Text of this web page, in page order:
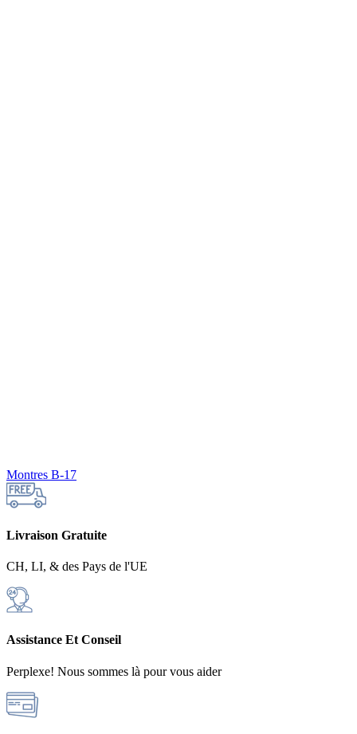
Montres B-17
Livraison Gratuite
CH, LI, & des Pays de l'UE
Assistance Et Conseil
Perplexe! Nous sommes là pour vous aider